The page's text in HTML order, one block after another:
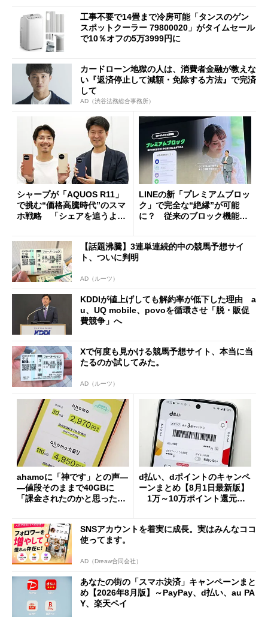
工事不要で14畳まで冷房可能「タンスのゲン
スポットクーラー 79800020」がタイムセール
で10％オフの5万3999円に
カードローン地獄の人は、消費者金融が教えな
い『返済停止して減額・免除する方法』で完済
して
AD（渋谷法務総合事務所）
シャープが「AQUOS R11」
で挑む“価格高騰時代”のスマ
ホ戦略 「シェアを追うより
LINEの新「プレミアムブロッ
ク」で完全な“絶縁”が可能
に？ 従来のブロック機能と
【話題沸騰】3連単連続的中の競馬予想サイ
ト、ついに判明
AD（ルーツ）
KDDIが値上げしても解約率が低下した理由 a
u、UQ mobile、povoを循環させ「脱・販促
費競争」へ
Xで何度も見かける競馬予想サイト、本当に当
たるのか試してみた。
AD（ルーツ）
ahamoに「神です」との声―
―値段そのままで40GBに
「課金されたのかと思った」
d払い、dポイントのキャンペ
ーンまとめ【8月1日最新版】
1万～10万ポイント還元の
SNSアカウントを着実に成長。実はみんなココ
使ってます。
AD（Dreaw合同会社）
あなたの街の「スマホ決済」キャンペーンまと
め【2026年8月版】～PayPay、d払い、au PA
Y、楽天ペイ